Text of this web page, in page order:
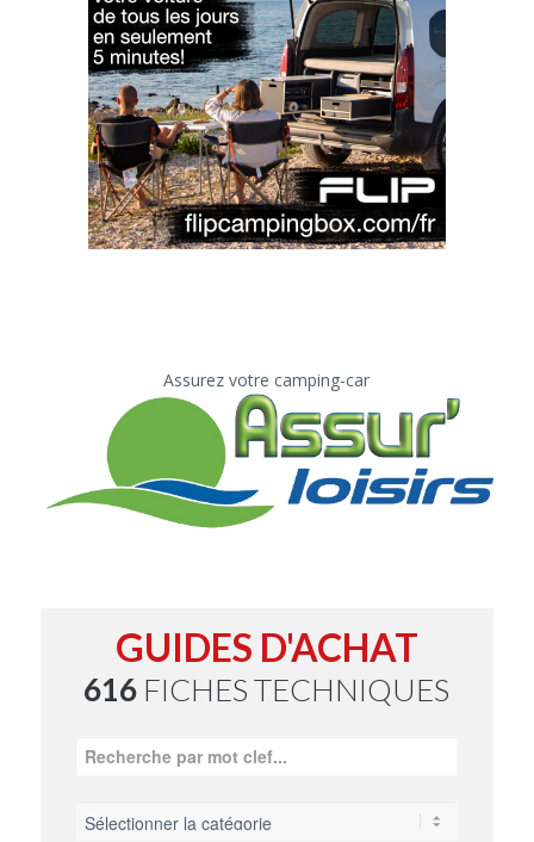
Assurez votre camping-car
GUIDES D'ACHAT
616 FICHES TECHNIQUES